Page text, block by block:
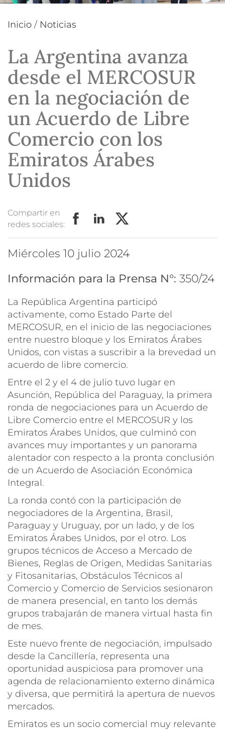
Inicio / Noticias
La Argentina avanza
desde el MERCOSUR
en la negociación de
un Acuerdo de Libre
Comercio con los
Emiratos Árabes
Unidos
Compartir en
redes sociales:
miércoles 10 julio 2024
Información para la Prensa N°: 350/24
La República Argentina participó
activamente, como Estado Parte del
MERCOSUR, en el inicio de las negociaciones
entre nuestro bloque y los Emiratos Árabes
Unidos, con vistas a suscribir a la brevedad un
acuerdo de libre comercio.
Entre el 2 y el 4 de julio tuvo lugar en
Asunción, República del Paraguay, la primera
ronda de negociaciones para un Acuerdo de
Libre Comercio entre el MERCOSUR y los
Emiratos Árabes Unidos, que culminó con
avances muy importantes y un panorama
alentador con respecto a la pronta conclusión
de un Acuerdo de Asociación Económica
Integral.
La ronda contó con la participación de
negociadores de la Argentina, Brasil,
Paraguay y Uruguay, por un lado, y de los
Emiratos Árabes Unidos, por el otro. Los
grupos técnicos de Acceso a Mercado de
Bienes, Reglas de Origen, Medidas Sanitarias
y Fitosanitarias, Obstáculos Técnicos al
Comercio y Comercio de Servicios sesionaron
de manera presencial, en tanto los demás
grupos trabajarán de manera virtual hasta fin
de mes.
Este nuevo frente de negociación, impulsado
desde la Cancillería, representa una
oportunidad auspiciosa para promover una
agenda de relacionamiento externo dinámica
y diversa, que permitirá la apertura de nuevos
mercados.
Emiratos es un socio comercial muy relevante